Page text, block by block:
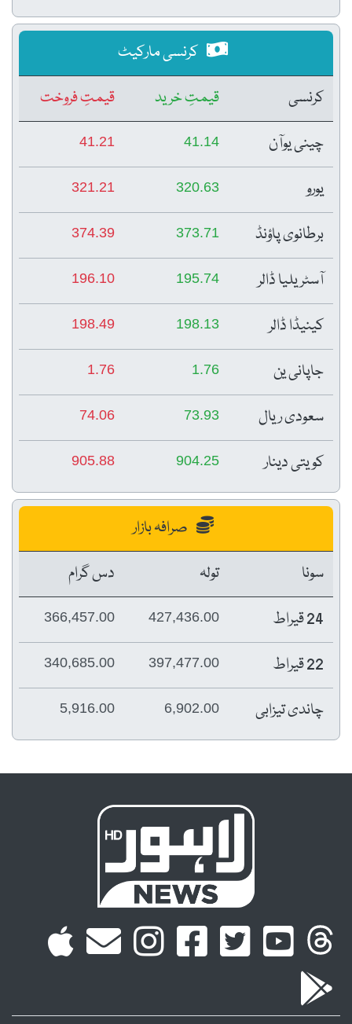
کرنسی مارکیٹ
کرنسی
قیمتِ خرید
قیمتِ فروخت
چینی یوآن
41.14
41.21
یورو 320.63
321.21
برطانوی پاؤنڈ 373.71
374.39
آسٹریلیا ڈالر 195.74
196.10
کینیڈا ڈالر 198.13
198.49
جاپانی ین 1.76
1.76
سعودی ریال 73.93
74.06
کویتی دینار 904.25
905.88
صرافہ بازار
سونا
تولہ
دس گرام
24 قیراط
427,436.00
366,457.00
22 قیراط 397,477.00
340,685.00
چاندی تیزابی 6,902.00
5,916.00